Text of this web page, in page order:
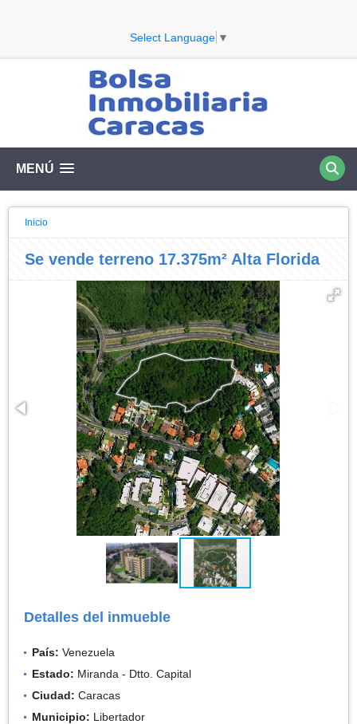
Select Language ▼
MENÚ
Inicio
Se vende terreno 17.375m² Alta Florida
Detalles del inmueble
País: Venezuela
Estado: Miranda - Dtto. Capital
Ciudad: Caracas
Municipio: Libertador